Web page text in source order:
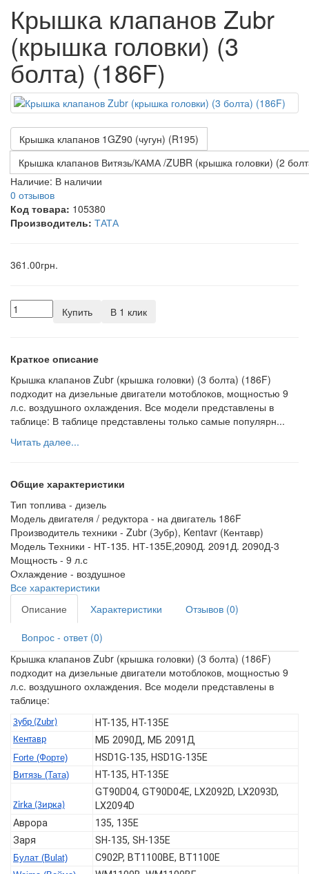
Крышка клапанов Zubr
(крышка головки) (3
болта) (186F)
Крышка клапанов 1GZ90 (чугун) (R195)
Крышка клапанов Витязь/КАМА /ZUBR (крышка головки) (2
Наличие: В наличии
0 отзывов
Код товара: 105380
Производитель: ТАТА
361.00грн.
Купить В 1 клик
Краткое описание
Крышка клапанов Zubr (крышка головки) (3 болта) (186F)
подходит на дизельные двигатели мотоблоков, мощностью 9
л.с. воздушного охлаждения. Все модели представлены в
таблице: В таблице представлены только самые популярн...
Читать далее...
Общие характеристики
Тип топлива - дизель
Модель двигателя / редуктора - на двигатель 186F
Производитель техники - Zubr (Зубр), Kentavr (Кентавр)
Модель Техники - НТ-135. НТ-135E,2090Д. 2091Д. 2090Д-3
Мощность - 9 л.с
Охлаждение - воздушное
Все характеристики
Описание
Характеристики Отзывов (0)
Вопрос - ответ (0)
Крышка клапанов Zubr (крышка головки) (3 болта) (186F)
подходит на дизельные двигатели мотоблоков, мощностью 9
л.с. воздушного охлаждения. Все модели представлены в
таблице:
Зубр (Zubr) HT-135, HT-135E
Кентавр МБ 2090Д, МБ 2091Д
Forte (Форте) HSD1G-135, HSD1G-135E
Витязь (Тата) HT-135, HT-135E
Zirka (Зирка)
GT90D04, GT90D04E, LX2092D, LX2093D,
LX2094D
Аврора
135, 135E
Заря
SH-135, SH-135E
Булат (Bulat) C902P, BT1100BЕ, BT1100E